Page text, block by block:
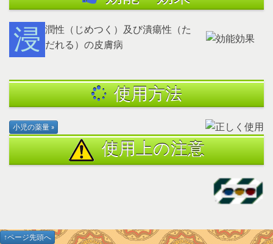
浸潤性（じめつく）及び潰瘍性（た だれる）の皮膚病
使用方法
使用上の注意
↑ページ先頭へ